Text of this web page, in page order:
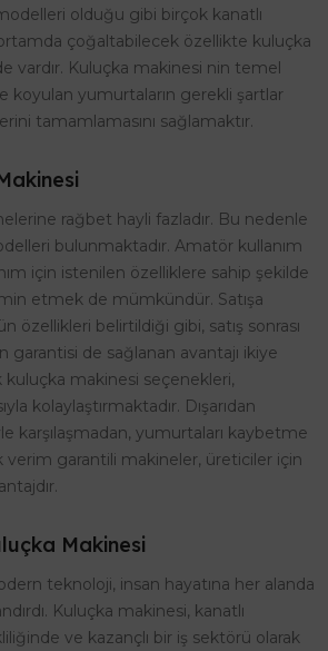
olduğu gibi birçok kanatlı
çoğaltabilecek özellikte kuluçka
vardır. Kuluçka makinesi nin temel
koyulan yumurtaların gerekli şartlar
tamamlamasını sağlamaktır.
rağbet hayli fazladır. Bu nedenle
bulunmaktadır. Amatör kullanım
için istenilen özelliklere sahip şekilde
etmek de mümkündür. Satışa
özellikleri belirtildiği gibi, satış sonrası
garantisi de sağlanan avantajı ikiye
kuluçka makinesi seçenekleri,
kolaylaştırmaktadır. Dışarıdan
karşılaşmadan, yumurtaları kaybetme
verim garantili makineler, üreticiler için
Makinesi
teknoloji, insan hayatına her alanda
Kuluçka makinesi, kanatlı
ve kazançlı bir iş sektörü olarak